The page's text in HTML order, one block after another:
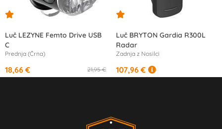
Luč LEZYNE Femto Drive USB
C
Prednja (Črna)
21,95 €
18,66 €
Luč BRYTON Gardia R300L
Radar
Zadnja z Nosilci
107,96 €
od10,15 €/mesec